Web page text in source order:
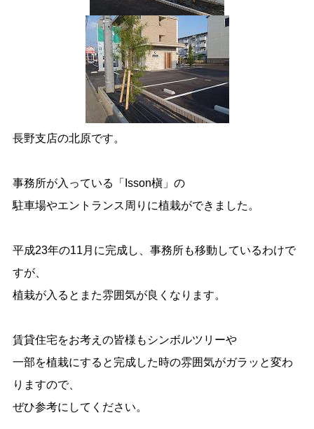
長野支店の北原です。
事務所が入っている「Isson槇」の
駐車場やエントランス周りに植栽ができました。
平成23年の11月に完成し、事務所も移動しているわけで
すが、
植栽が入るとまた雰囲気が良くなります。
賃貸住宅をお考えの皆様もシンボルツリーや
一部を植栽にすると完成した時の雰囲気がガラッと変わ
りますので、
ぜひ参考にしてください。